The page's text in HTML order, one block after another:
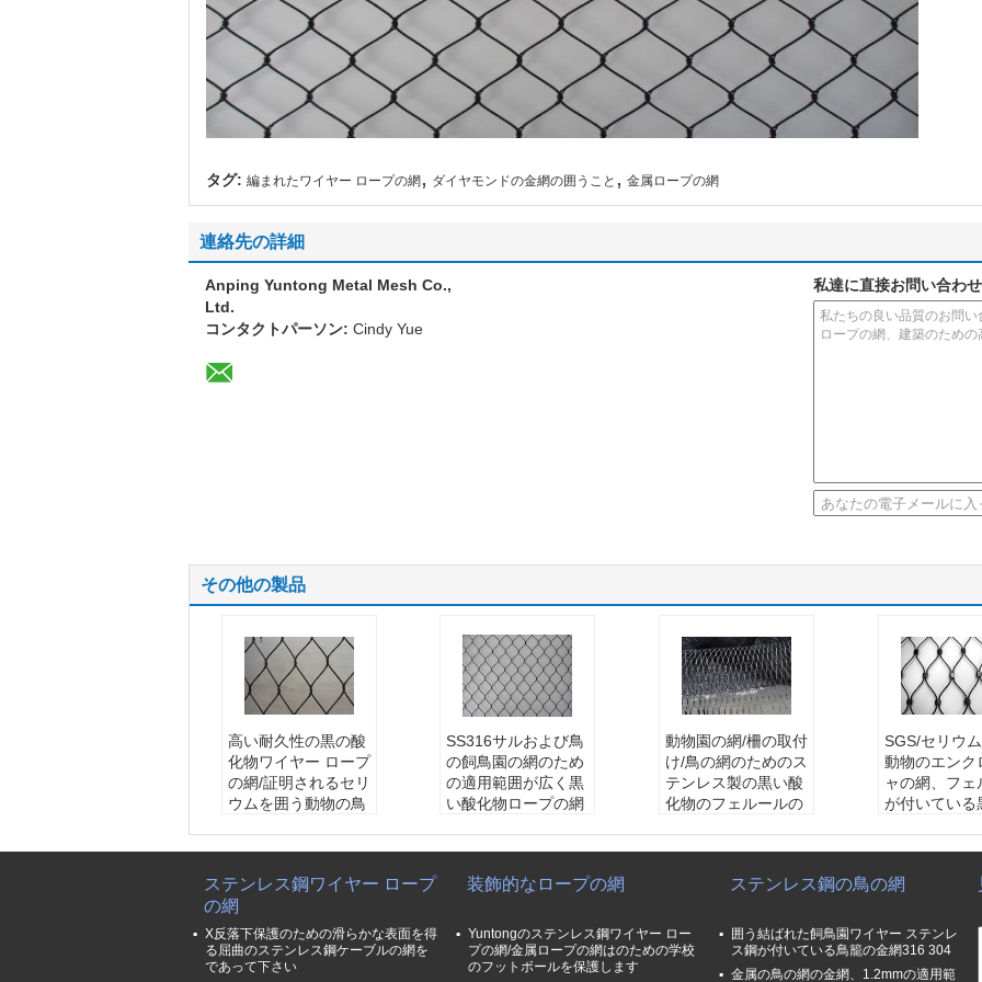
タグ: 編まれたワイヤー ロープの網 , ダイヤモンドの金網の囲うこと , 金属ロープの網
連絡先の詳細
Anping Yuntong Metal Mesh Co.,
Ltd.
コンタクトパーソン: Cindy Yue
私達に直接お問い合わ
その他の製品
高い耐久性の黒の酸
化物ワイヤー ロープ
の網/証明されるセリ
ウムを囲う動物の鳥
ワイヤー直径:1.2m
m-3.2mm
網の開き:25x25-20
0x200mm
ケーブルの構造:
SS316サルおよび鳥
の飼鳥園の網のため
の適用範囲が広く黒
い酸化物ロープの網
m-3.2mm
0x200mm
ケーブルの構造:1*
7,7*7,7*19,1*19
動物園の網/柵の取付
け/鳥の網のためのス
テンレス製の黒い酸
化物のフェルールの
ワイヤー直径:1.2m
網の開き:25x25-20
0x200mm
ケーブルの構造:1*
SGS/セリウ
動物のエンク
ャの網、フェ
が付いている
鉄、304Lの
適用:保護の
まれた金網、
ター、動物園
ステンレス鋼ワイヤー ロープ
の網
X反落下保護のための滑らかな表面を得
る屈曲のステンレス鋼ケーブルの網を
であって下さい
装飾的なロープの網
Yuntongのステンレス鋼ワイヤー ロー
プの網/金属ロープの網はのための学校
のフットボールを保護します
ステンレス鋼の鳥の網
囲う結ばれた飼鳥園ワイヤー ステンレ
ス鋼が付いている鳥籠の金網316 304
金属の鳥の網の金網、1.2mmの適用範